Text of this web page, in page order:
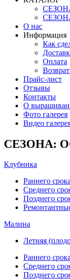
О нас
Информация
Как
Оплата
Прайс-лист
Отзывы
Контакты
О
Фото галерея
Видео
СЕЗОНА:
Клубника
Раннего
Среднего
Позднего
Малина
Летняя
Раннего
Среднего
Позднего